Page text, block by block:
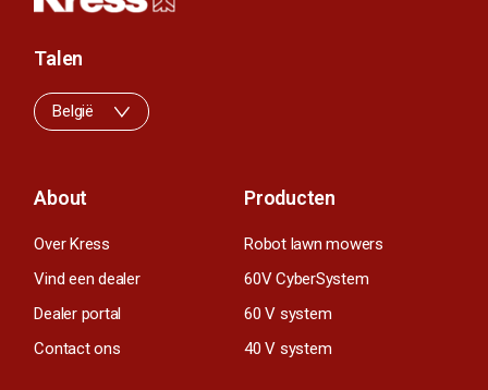
About
Over Kress
Vind een dealer
Dealer portal
Contact ons
Producten
Robot lawn mowers
60V CyberSystem
60 V system
40 V system
Talen
België